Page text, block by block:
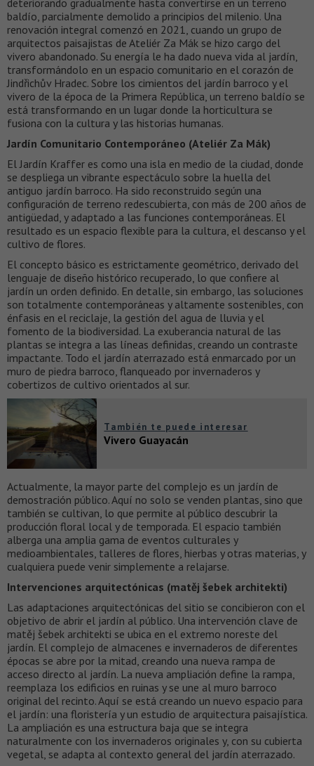
baldío, parcialmente demolido a principios del milenio. Una
renovación integral comenzó en 2021, cuando un grupo de
arquitectos paisajistas de Ateliér Za Mák se hizo cargo del
vivero abandonado. Su energía le ha dado nueva vida al jardín,
transformándolo en un espacio comunitario en el corazón de
Jindřichův Hradec. Sobre los cimientos del jardín barroco y el
vivero de la época de la Primera República, un terreno baldío se
está transformando en un lugar donde la horticultura se
fusiona con la cultura y las historias humanas.
Jardín Comunitario Contemporáneo (Ateliér Za Mák)
El Jardín Kraffer es como una isla en medio de la ciudad, donde
se despliega un vibrante espectáculo sobre la huella del
antiguo jardín barroco. Ha sido reconstruido según una
configuración de terreno redescubierta, con más de 200 años de
antigüedad, y adaptado a las funciones contemporáneas. El
resultado es un espacio flexible para la cultura, el descanso y el
cultivo de flores.
El concepto básico es estrictamente geométrico, derivado del
lenguaje de diseño histórico recuperado, lo que confiere al
jardín un orden definido. En detalle, sin embargo, las soluciones
son totalmente contemporáneas y altamente sostenibles, con
énfasis en el reciclaje, la gestión del agua de lluvia y el
fomento de la biodiversidad. La exuberancia natural de las
plantas se integra a las líneas definidas, creando un contraste
impactante. Todo el jardín aterrazado está enmarcado por un
muro de piedra barroco, flanqueado por invernaderos y
cobertizos de cultivo orientados al sur.
También te puede interesar
Vivero Guayacán
Actualmente, la mayor parte del complejo es un jardín de
demostración público. Aquí no solo se venden plantas, sino que
también se cultivan, lo que permite al público descubrir la
producción floral local y de temporada. El espacio también
alberga una amplia gama de eventos culturales y
medioambientales, talleres de flores, hierbas y otras materias, y
cualquiera puede venir simplemente a relajarse.
Intervenciones arquitectónicas (matěj šebek architekti)
Las adaptaciones arquitectónicas del sitio se concibieron con el
objetivo de abrir el jardín al público. Una intervención clave de
matěj šebek architekti se ubica en el extremo noreste del
jardín. El complejo de almacenes e invernaderos de diferentes
épocas se abre por la mitad, creando una nueva rampa de
acceso directo al jardín. La nueva ampliación define la rampa,
reemplaza los edificios en ruinas y se une al muro barroco
original del recinto. Aquí se está creando un nuevo espacio para
el jardín: una floristería y un estudio de arquitectura paisajística.
La ampliación es una estructura baja que se integra
naturalmente con los invernaderos originales y, con su cubierta
vegetal, se adapta al contexto general del jardín aterrazado.